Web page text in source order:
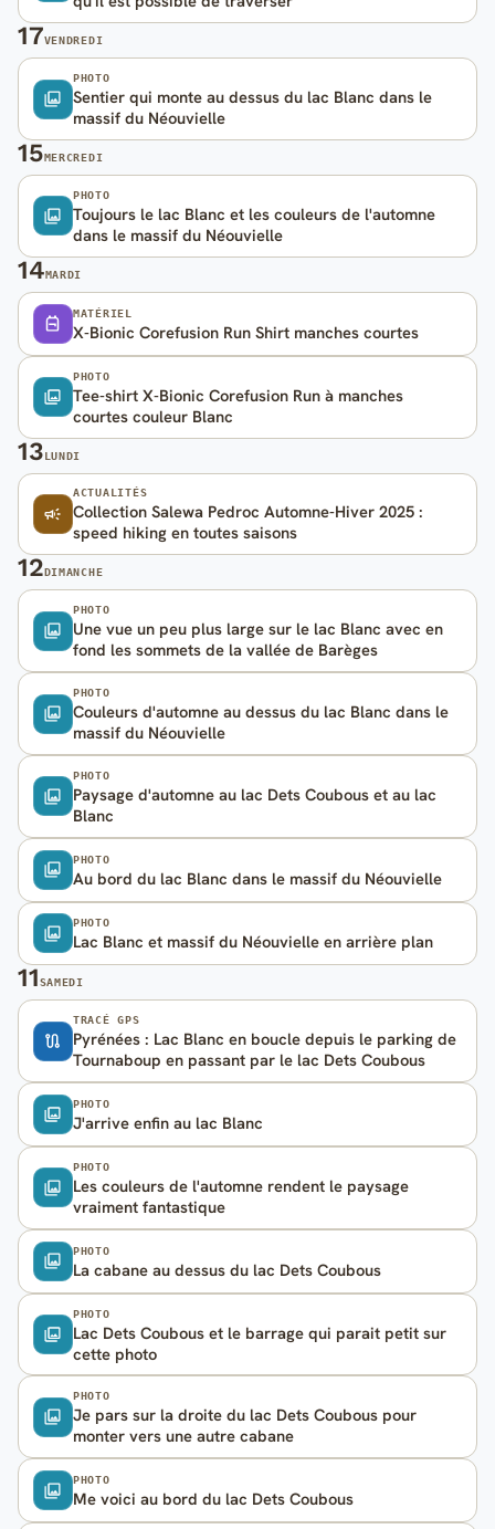
17VENDREDI
PHOTO
Sentier qui monte au dessus du lac Blanc dans le
massif du Néouvielle
15MERCREDI
PHOTO
Toujours le lac Blanc et les couleurs de l'automne
dans le massif du Néouvielle
14MARDI
MATÉRIEL
X-Bionic Corefusion Run Shirt manches courtes
PHOTO
Tee-shirt X-Bionic Corefusion Run à manches
courtes couleur Blanc
13LUNDI
ACTUALITÉS
Collection Salewa Pedroc Automne-Hiver 2025 :
speed hiking en toutes saisons
12DIMANCHE
PHOTO
Une vue un peu plus large sur le lac Blanc avec en
fond les sommets de la vallée de Barèges
PHOTO
Couleurs d'automne au dessus du lac Blanc dans le
massif du Néouvielle
PHOTO
Paysage d'automne au lac Dets Coubous et au lac
Blanc
PHOTO
Au bord du lac Blanc dans le massif du Néouvielle
PHOTO
Lac Blanc et massif du Néouvielle en arrière plan
11SAMEDI
TRACÉ GPS
Pyrénées : Lac Blanc en boucle depuis le parking de
Tournaboup en passant par le lac Dets Coubous
PHOTO
J'arrive enfin au lac Blanc
PHOTO
Les couleurs de l'automne rendent le paysage
vraiment fantastique
PHOTO
La cabane au dessus du lac Dets Coubous
PHOTO
Lac Dets Coubous et le barrage qui parait petit sur
cette photo
PHOTO
Je pars sur la droite du lac Dets Coubous pour
monter vers une autre cabane
PHOTO
Me voici au bord du lac Dets Coubous